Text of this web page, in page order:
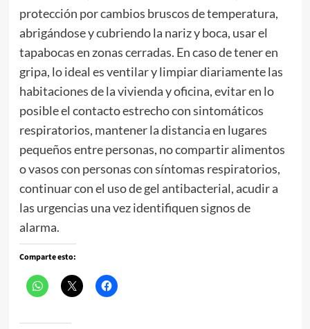
protección por cambios bruscos de temperatura,
abrigándose y cubriendo la nariz y boca, usar el
tapabocas en zonas cerradas. En caso de tener en
gripa, lo ideal es ventilar y limpiar diariamente las
habitaciones de la vivienda y oficina, evitar en lo
posible el contacto estrecho con sintomáticos
respiratorios, mantener la distancia en lugares
pequeños entre personas, no compartir alimentos
o vasos con personas con síntomas respiratorios,
continuar con el uso de gel antibacterial, acudir a
las urgencias una vez identifiquen signos de
alarma.
Comparte esto: